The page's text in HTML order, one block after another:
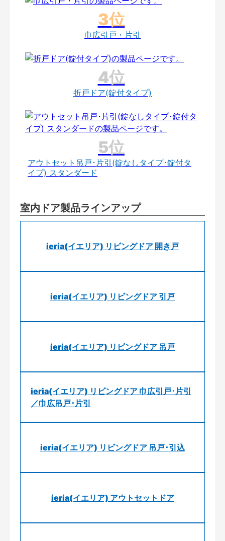
巾広引戸・片引
折戸ドア(錠付タイプ)
アウトセット吊戸･片引(錠なしタイプ･錠付タ
イプ) スタンダード
室内ドア製品ラインアップ
ieria(イエリア) リビングドア 開き戸
ieria(イエリア) リビングドア 引戸
ieria(イエリア) リビングドア 吊戸
ieria(イエリア) リビングドア 巾広引戸･片引
／巾広吊戸･片引
ieria(イエリア) リビングドア 吊戸･引込
ieria(イエリア) アウトセットドア